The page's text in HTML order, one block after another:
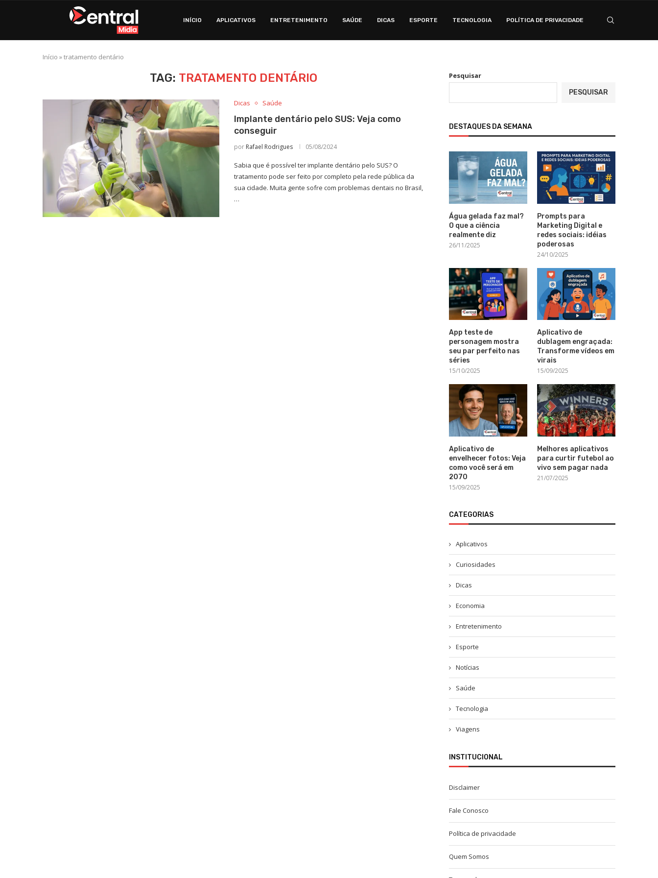
INÍCIO APLICATIVOS ENTRETENIMENTO SAÚDE DICAS ESPORTE TECNOLOGIA POLÍTICA DE PRIVACIDADE
Início »tratamento dentário
TAG: TRATAMENTO DENTÁRIO
Dicas Saúde
Implante dentário pelo SUS: Veja como
conseguir
por Rafael Rodrigues 05/08/2024
Sabia que é possível ter implante dentário pelo SUS? O
tratamento pode ser feito por completo pela rede pública da
sua cidade. Muita gente sofre com problemas dentais no Brasil,
…
Pesquisar
PESQUISAR
DESTAQUES DA SEMANA
Água gelada faz mal?
O que a ciência
realmente diz
26/11/2025
Prompts para
Marketing Digital e
redes sociais: idéias
poderosas
24/10/2025
App teste de
personagem mostra
seu par perfeito nas
séries
15/10/2025
Aplicativo de
dublagem engraçada:
Transforme vídeos em
virais
15/09/2025
Aplicativo de
envelhecer fotos: Veja
como você será em
2070
15/09/2025
Melhores aplicativos
para curtir futebol ao
vivo sem pagar nada
21/07/2025
CATEGORIAS
Aplicativos
Curiosidades
Dicas
Economia
Entretenimento
Esporte
Notícias
Saúde
Tecnologia
Viagens
INSTITUCIONAL
Disclaimer
Fale Conosco
Política de privacidade
Quem Somos